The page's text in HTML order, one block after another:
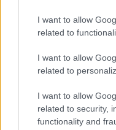
I want to allow
related to
I want to allow
related to
I want to allow
related to security,
functionality and